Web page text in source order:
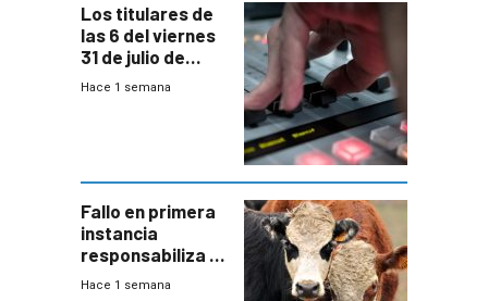
Los titulares de
las 6 del viernes
31 de julio de
2026
Hace 1 semana
Fallo en primera
instancia
responsabiliza al
Estado por falta
Hace 1 semana